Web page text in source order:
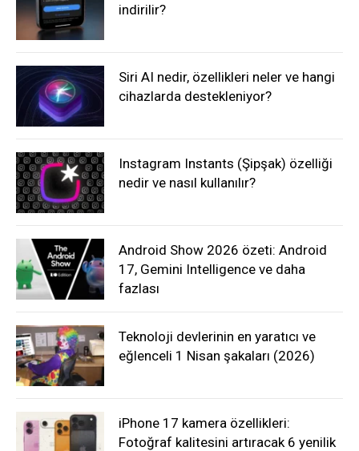
indirilir?
Siri AI nedir, özellikleri neler ve hangi
cihazlarda destekleniyor?
Instagram Instants (Şipşak) özelliği
nedir ve nasıl kullanılır?
Android Show 2026 özeti: Android
17, Gemini Intelligence ve daha
fazlası
Teknoloji devlerinin en yaratıcı ve
eğlenceli 1 Nisan şakaları (2026)
iPhone 17 kamera özellikleri:
Fotoğraf kalitesini artıracak 6 yenilik